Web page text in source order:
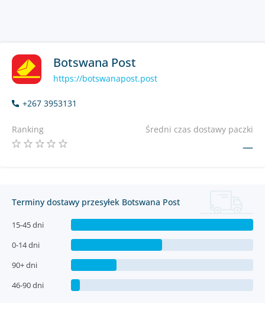
Botswana Post
https://botswanapost.post
+267 3953131
Ranking Średni czas dostawy paczki
—
Terminy dostawy przesyłek Botswana Post
15-45 dni
0-14 dni
90+ dni
46-90 dni